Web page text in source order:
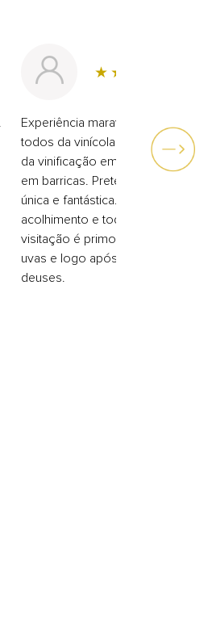
Experiência maravilhosa. Fomos
todos da vinícola. Aproveitamos
da vinificação em cada etapa da
em barricas. Pretendemos voltar
única e fantástica. A recepção de
acolhimento e todo
visitação é primoroso. Depois da
uvas e logo após fomos
deuses.